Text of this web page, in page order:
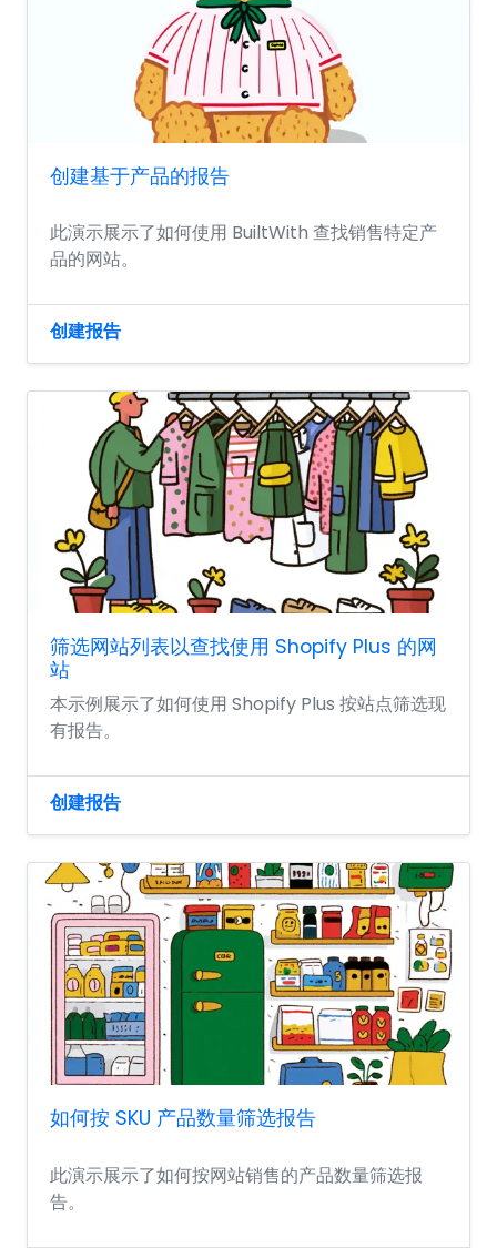
创建基于产品的报告
此演示展示了如何使用 BuiltWith 查找销售特定产
品的网站。
创建报告
筛选网站列表以查找使用 Shopify Plus 的网
站
本示例展示了如何使用 Shopify Plus 按站点筛选现
有报告。
创建报告
如何按 SKU 产品数量筛选报告
此演示展示了如何按网站销售的产品数量筛选报
告。